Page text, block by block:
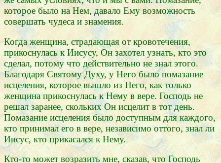
которое было на Нем, давало Ему возможность
совершать чудеса и знамения.
Когда женщина, страдающая от кровотечения,
прикоснулась к Иисусу, Он захотел узнать, кто это
сделал, потому что действительно не знал этого.
Благодаря Святому Духу, у Него было помазание
исцеления, которое вышло из Него, как только
женщина прикоснулась к Нему в вере. Господь не
решал заранее, скольких Он исцелит в тот день.
Помазание исцеления было доступным для каждого,
кто принимал его в вере, независимо оттого, знал ли
Иисус, кто прикасался к Нему.
Кто-то может возразить мне, сказав, что Господь